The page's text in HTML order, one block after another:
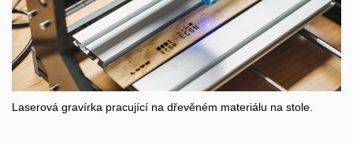
Laserová gravírka pracující na dřevěném materiálu na stole.